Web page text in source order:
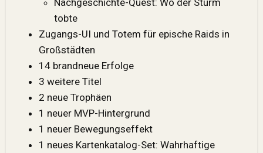
Nachgeschichte-Quest: Wo der Sturm
tobte
Zugangs-UI und Totem für epische Raids in
Großstädten
14 brandneue Erfolge
3 weitere Titel
2 neue Trophäen
1 neuer MVP-Hintergrund
1 neuer Bewegungseffekt
1 neues Kartenkatalog-Set: Wahrhaftige